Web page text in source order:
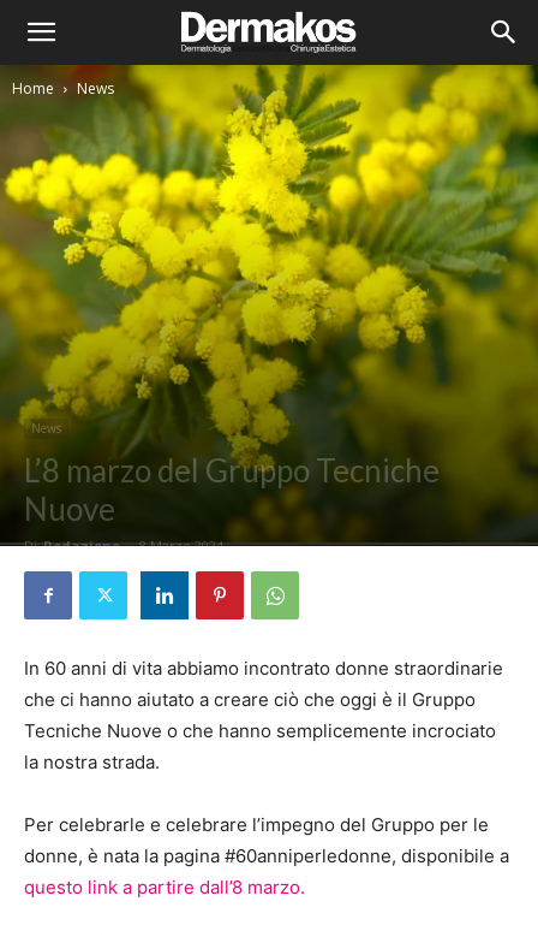
Home News
News
L’8 marzo del Gruppo Tecniche
Nuove
Di Redazione - 8 Marzo 2024
In 60 anni di vita abbiamo incontrato donne straordinarie
che ci hanno aiutato a creare ciò che oggi è il Gruppo
Tecniche Nuove o che hanno semplicemente incrociato
la nostra strada.
Per celebrarle e celebrare l’impegno del Gruppo per le
donne, è nata la pagina #60anniperledonne, disponibile a
questo link a partire dall’8 marzo.